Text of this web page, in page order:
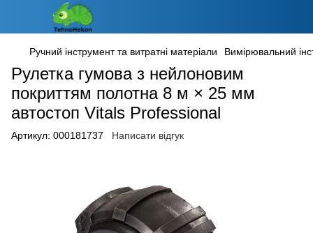
Ручний інструмент та витратні матеріали Вимірювальний
Рулетка гумова з нейлоновим
покриттям полотна 8 м × 25 мм
автостоп Vitals Professional
Артикул: 000181737 Написати відгук